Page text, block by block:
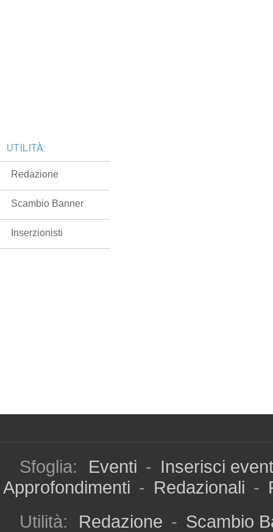
UTILITÀ:
Redazione
Scambio Banner
Inserzionisti
Sfoglia: Eventi - Inserisci
Approfondimenti - Redazionali -
Utilità:
Redazione - Scambio